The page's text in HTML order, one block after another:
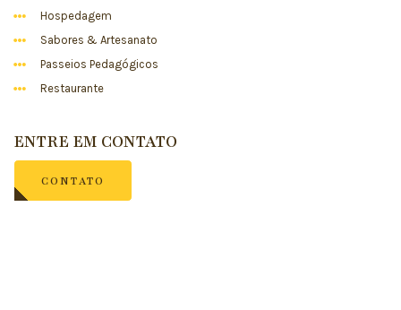
Hospedagem
Sabores & Artesanato
Passeios Pedagógicos
Restaurante
ENTRE EM CONTATO
CONTATO